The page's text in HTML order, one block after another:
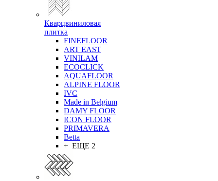
Кварцвиниловая
плитка
FINEFLOOR
ART EAST
VINILAM
ECOCLICK
AQUAFLOOR
ALPINE FLOOR
IVC
Made in Belgium
DAMY FLOOR
ICON FLOOR
PRIMAVERA
Betta
+ ЕЩЕ 2